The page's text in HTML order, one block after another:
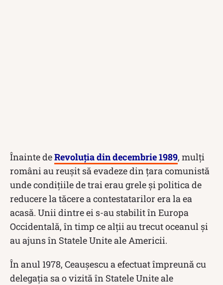
Înainte deRevoluția din decembrie 1989, mulți
români au reușit să evadeze din țara comunistă
unde condițiile de trai erau grele și politica de
reducere la tăcere a contestatarilor era la ea
acasă. Unii dintre ei s-au stabilit în Europa
Occidentală, în timp ce alții au trecut oceanul și
au ajuns în Statele Unite ale Americii.
În anul 1978, Ceaușescu a efectuat împreună cu
delegația sa o vizită în Statele Unite ale